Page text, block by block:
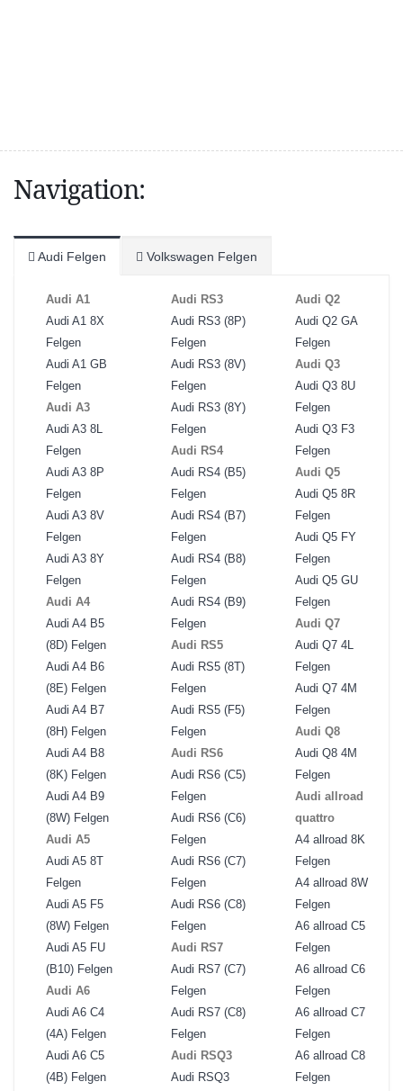
Navigation:
Audi Felgen Volkswagen Felgen
Audi A1
Audi A1 8X
Felgen
Audi A1 GB
Felgen
Audi A3
Audi A3 8L
Felgen
Audi A3 8P
Felgen
Audi A3 8V
Felgen
Audi A3 8Y
Felgen
Audi A4
Audi A4 B5
(8D) Felgen
Audi A4 B6
(8E) Felgen
Audi A4 B7
(8H) Felgen
Audi A4 B8
(8K) Felgen
Audi A4 B9
(8W) Felgen
Audi A5
Audi A5 8T
Felgen
Audi A5 F5
(8W) Felgen
Audi A5 FU
(B10) Felgen
Audi A6
Audi A6 C4
(4A) Felgen
Audi A6 C5
(4B) Felgen
Audi RS3
Audi RS3 (8P)
Felgen
Audi RS3 (8V)
Felgen
Audi RS3 (8Y)
Felgen
Audi RS4
Audi RS4 (B5)
Felgen
Audi RS4 (B7)
Felgen
Audi RS4 (B8)
Felgen
Audi RS4 (B9)
Felgen
Audi RS5
Audi RS5 (8T)
Felgen
Audi RS5 (F5)
Felgen
Audi RS6
Audi RS6 (C5)
Felgen
Audi RS6 (C6)
Felgen
Audi RS6 (C7)
Felgen
Audi RS6 (C8)
Felgen
Audi RS7
Audi RS7 (C7)
Felgen
Audi RS7 (C8)
Felgen
Audi RSQ3
Audi RSQ3
Audi Q2
Audi Q2 GA
Felgen
Audi Q3
Audi Q3 8U
Felgen
Audi Q3 F3
Felgen
Audi Q5
Audi Q5 8R
Felgen
Audi Q5 FY
Felgen
Audi Q5 GU
Felgen
Audi Q7
Audi Q7 4L
Felgen
Audi Q7 4M
Felgen
Audi Q8
Audi Q8 4M
Felgen
Audi allroad
quattro
A4 allroad 8K
Felgen
A4 allroad 8W
Felgen
A6 allroad C5
Felgen
A6 allroad C6
Felgen
A6 allroad C7
Felgen
A6 allroad C8
Felgen